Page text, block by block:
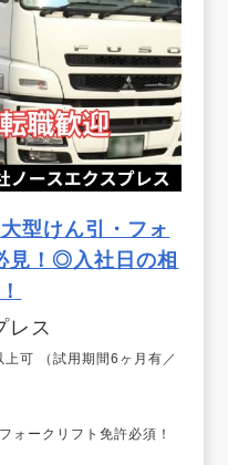
型けん引・フォ
見！◎入社日の相
レス
可 （試用期間6ヶ月有／
ォークリフト免許必須！